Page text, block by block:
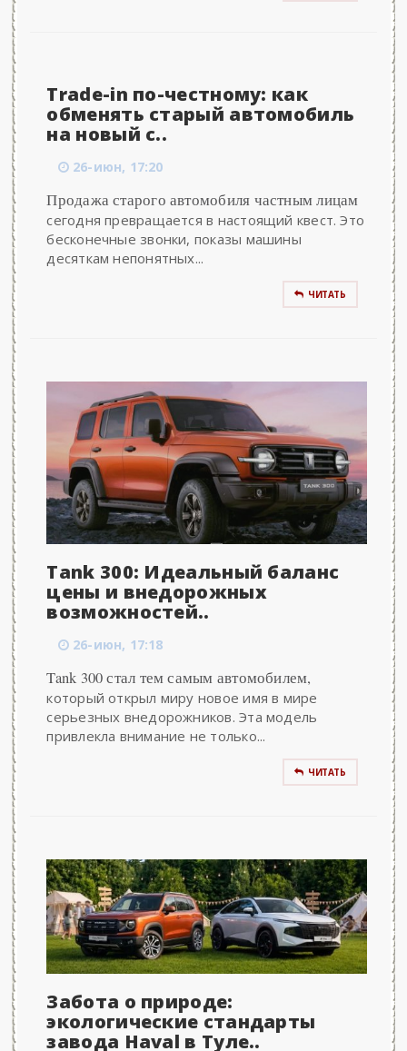
Trade-in по-честному: как
обменять старый автомобиль
на новый с..
26-июн, 17:20
Продажа старого автомобиля частным лицам
сегодня превращается в настоящий квест. Это
бесконечные звонки, показы машины
десяткам непонятных...
ЧИТАТЬ
Tank 300: Идеальный баланс
цены и внедорожных
возможностей..
26-июн, 17:18
Tank 300 стал тем самым автомобилем,
который открыл миру новое имя в мире
серьезных внедорожников. Эта модель
привлекла внимание не только...
ЧИТАТЬ
Забота о природе:
экологические стандарты
завода Haval в Туле..